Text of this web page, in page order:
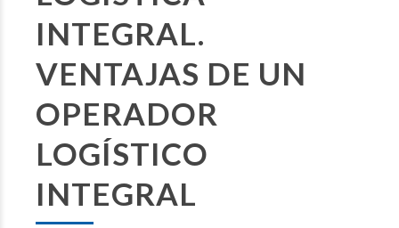
INTEGRAL.
VENTAJAS DE UN
OPERADOR
LOGÍSTICO
INTEGRAL